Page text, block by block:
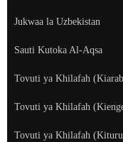
Jukwaa la Uzbekistan
Sauti Kutoka Al-Aqsa
Tovuti ya Khilafah
Tovuti ya Khilafah
Tovuti ya Khilafah